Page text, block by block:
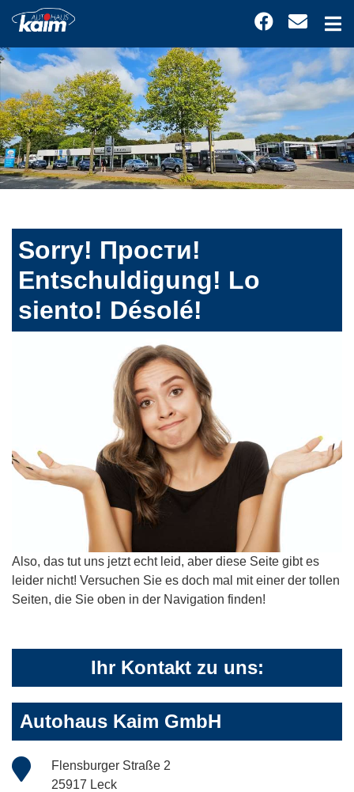
Sorry! Прости!
Entschuldigung! Lo
siento! Désolé!
Also, das tut uns jetzt echt leid, aber diese Seite gibt es
leider nicht! Versuchen Sie es doch mal mit einer der tollen
Seiten, die Sie oben in der Navigation finden!
Ihr Kontakt zu uns:
Autohaus Kaim GmbH
Flensburger Straße 2
25917 Leck